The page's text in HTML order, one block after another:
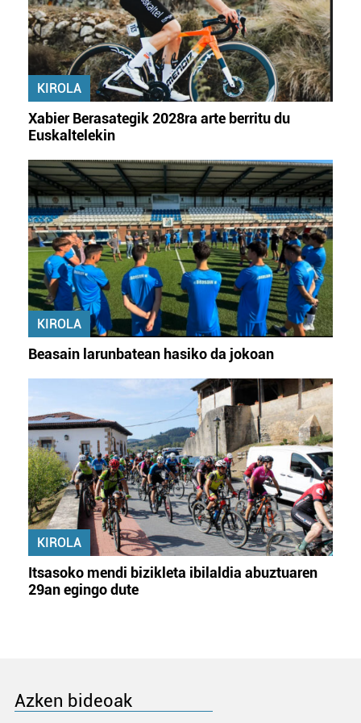
interes komertzial legitimoetan babesten dira. Ikusi gure
bazkideen zerrenda, beren ustez zein helburutarako
duten interes legitimoa eta horren aurka nola egin
dezakezun ikusteko.
buruzko informazio gehiago eta ezarri zure lehentasunak
zure baimena Cookieen adierazpenean.
Webgune honek cookie propioak eta hirugarrenen cookie-
fitxategiak erabiltzen ditu. Zure esperientzia eta
zerbitzuak hobetzeko asmoz, cookie teknologiaz
baliatzen gara. Ohar hau onartuz gero, teknologia hori
erabiltzeko baimen esplizitua ematen diguzu.Gehiago
irakurri
KIROLA
Xabier Berasategik 2028ra arte berritu du
Euskaltelekin
KIROLA
Beasain larunbatean hasiko da jokoan
KIROLA
Itsasoko mendi bizikleta ibilaldia abuztuaren
29an egingo dute
Azken bideoak